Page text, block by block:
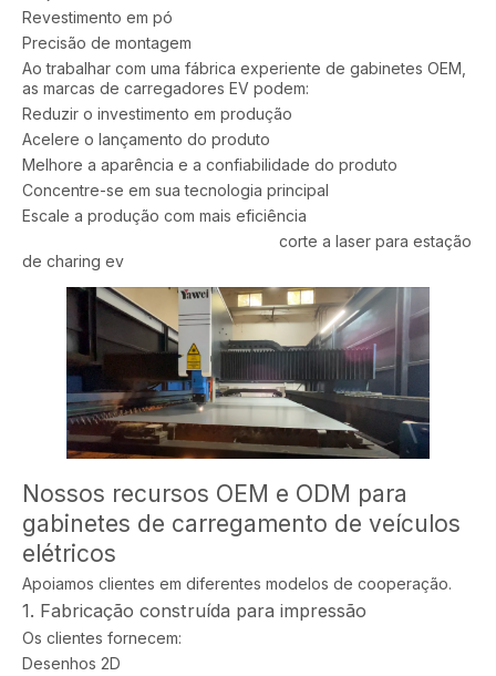
Revestimento em pó
Precisão de montagem
Ao trabalhar com uma fábrica experiente de gabinetes OEM,
as marcas de carregadores EV podem:
Reduzir o investimento em produção
Acelere o lançamento do produto
Melhore a aparência e a confiabilidade do produto
Concentre-se em sua tecnologia principal
Escale a produção com mais eficiência
corte a laser para estação
de charing ev
Nossos recursos OEM e ODM para
gabinetes de carregamento de veículos
elétricos
Apoiamos clientes em diferentes modelos de cooperação.
1. Fabricação construída para impressão
Os clientes fornecem:
Desenhos 2D